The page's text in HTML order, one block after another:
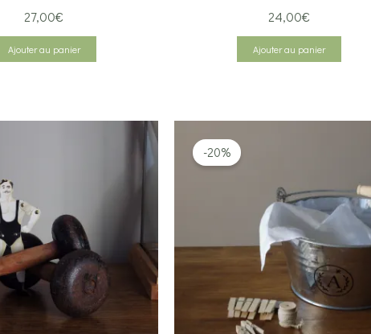
27,00€
Ajouter au panier
24,00€
Ajouter au panier
-20%